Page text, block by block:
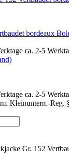
bordeaux
ca. 2-5
ca. 2-5
Kleinuntern.-Reg.